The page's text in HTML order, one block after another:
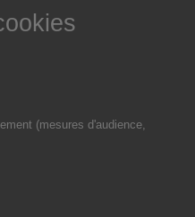
(mesures d'audience,